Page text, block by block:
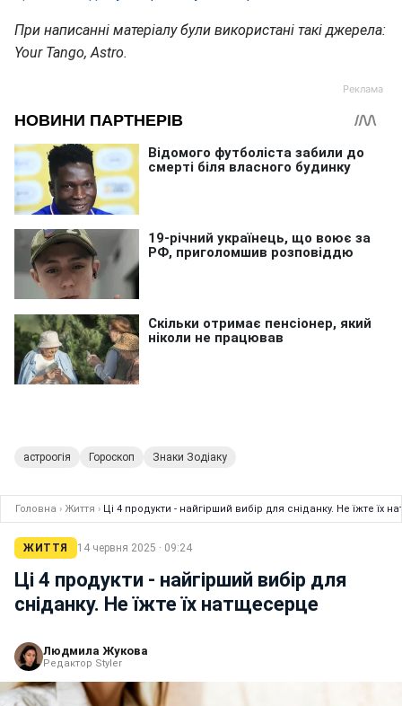
При написанні матеріалу були використані такі джерела:
Your Tango, Astro.
астроогія Гороскоп Знаки Зодіаку
Головна › Життя › Ці 4 продукти - найгірший вибір для сніданку. Не їжте їх
ЖИТТЯ 14 червня 2025 · 09:24
Ці 4 продукти - найгірший вибір для
сніданку. Не їжте їх натщесерце
Людмила Жукова
Редактор Styler